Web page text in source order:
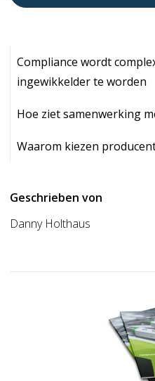
Compliance wordt
ingewikkelder te worden
Hoe ziet samenwerking
Waarom kiezen
Geschrieben von
Danny Holthaus